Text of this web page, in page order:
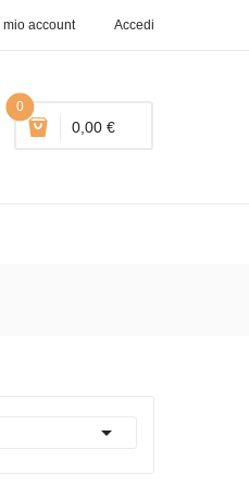
Il mio account Accedi
0
0,00 €
